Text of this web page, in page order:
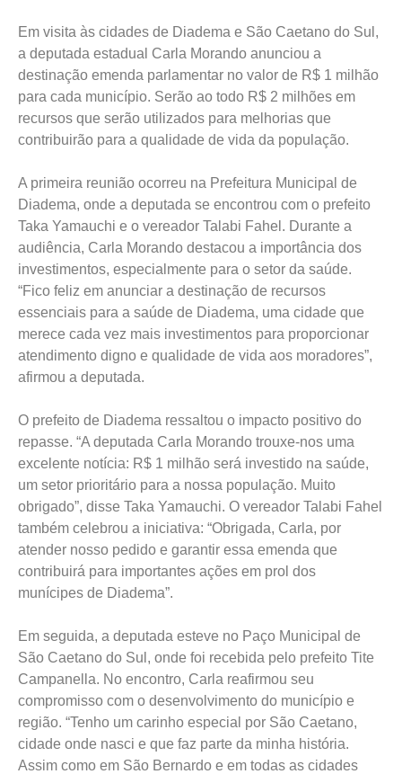
Em visita às cidades de Diadema e São Caetano do Sul,
a deputada estadual Carla Morando anunciou a
destinação emenda parlamentar no valor de R$ 1 milhão
para cada município. Serão ao todo R$ 2 milhões em
recursos que serão utilizados para melhorias que
contribuirão para a qualidade de vida da população.
A primeira reunião ocorreu na Prefeitura Municipal de
Diadema, onde a deputada se encontrou com o prefeito
Taka Yamauchi e o vereador Talabi Fahel. Durante a
audiência, Carla Morando destacou a importância dos
investimentos, especialmente para o setor da saúde.
“Fico feliz em anunciar a destinação de recursos
essenciais para a saúde de Diadema, uma cidade que
merece cada vez mais investimentos para proporcionar
atendimento digno e qualidade de vida aos moradores”,
afirmou a deputada.
O prefeito de Diadema ressaltou o impacto positivo do
repasse. “A deputada Carla Morando trouxe-nos uma
excelente notícia: R$ 1 milhão será investido na saúde,
um setor prioritário para a nossa população. Muito
obrigado”, disse Taka Yamauchi. O vereador Talabi Fahel
também celebrou a iniciativa: “Obrigada, Carla, por
atender nosso pedido e garantir essa emenda que
contribuirá para importantes ações em prol dos
munícipes de Diadema”.
Em seguida, a deputada esteve no Paço Municipal de
São Caetano do Sul, onde foi recebida pelo prefeito Tite
Campanella. No encontro, Carla reafirmou seu
compromisso com o desenvolvimento do município e
região. “Tenho um carinho especial por São Caetano,
cidade onde nasci e que faz parte da minha história.
Assim como em São Bernardo e em todas as cidades